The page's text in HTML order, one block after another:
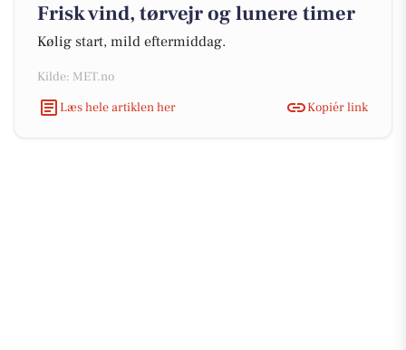
Frisk vind, tørvejr og lunere timer
Kølig start, mild eftermiddag.
Kilde: MET.no
Læs hele artiklen her
Kopiér link